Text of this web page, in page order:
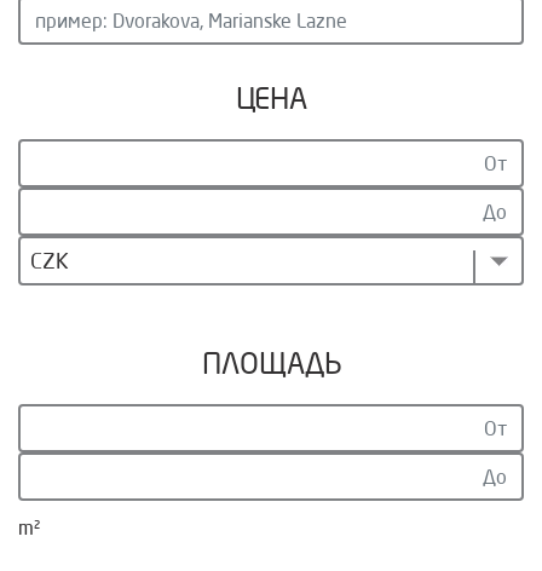
ЦЕНА
CZK
ПЛОЩАДЬ
m²